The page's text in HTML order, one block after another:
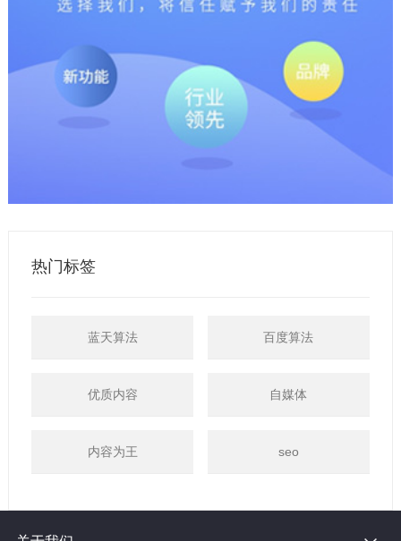
热门标签
蓝天算法 百度算法
优质内容 自媒体
内容为王 seo